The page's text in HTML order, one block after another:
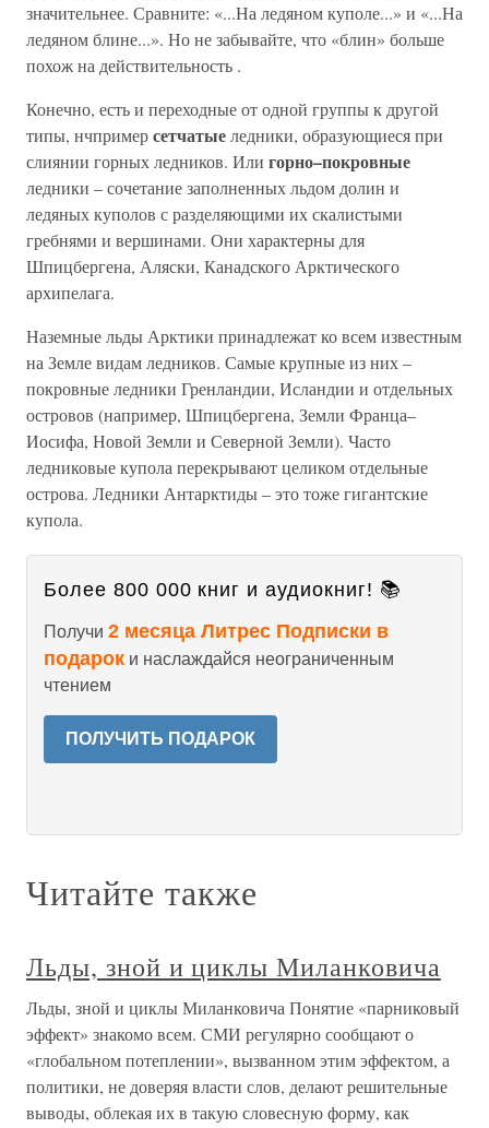
значительнее. Сравните: «...На ледяном куполе...» и «...На
ледяном блине...». Но не забывайте, что «блин» больше
похож на действительность .
Конечно, есть и переходные от одной группы к другой
типы, нчпримерсетчатыеледники, образующиеся при
слиянии горных ледников. Или горно–покровные
ледники – сочетание заполненных льдом долин и
ледяных куполов с разделяющими их скалистыми
гребнями и вершинами. Они характерны для
Шпицбергена, Аляски, Канадского Арктического
архипелага.
Наземные льды Арктики принадлежат ко всем известным
на Земле видам ледников. Самые крупные из них –
покровные ледники Гренландии, Исландии и отдельных
островов (например, Шпицбергена, Земли Франца–
Иосифа, Новой Земли и Северной Земли). Часто
ледниковые купола перекрывают целиком отдельные
острова. Ледники Антарктиды – это тоже гигантские
купола.
Более 800 000 книг и аудиокниг! 📚
Получи 2 месяца Литрес Подписки в
подарок и наслаждайся неограниченным
чтением
ПОЛУЧИТЬ ПОДАРОК
Читайте также
Льды, зной и циклы Миланковича
Льды, зной и циклы Миланковича Понятие «парниковый
эффект» знакомо всем. СМИ регулярно сообщают о
«глобальном потеплении», вызванном этим эффектом, а
политики, не доверяя власти слов, делают решительные
выводы, облекая их в такую словесную форму, как